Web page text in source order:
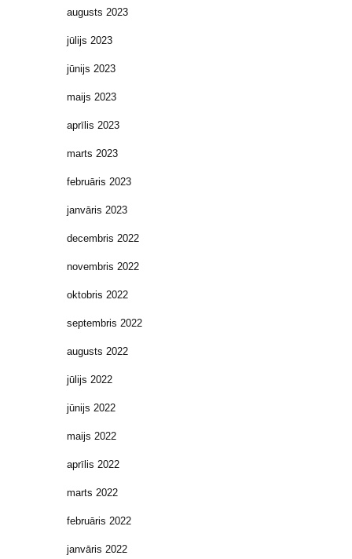
augusts 2023
jūlijs 2023
jūnijs 2023
maijs 2023
aprīlis 2023
marts 2023
februāris 2023
janvāris 2023
decembris 2022
novembris 2022
oktobris 2022
septembris 2022
augusts 2022
jūlijs 2022
jūnijs 2022
maijs 2022
aprīlis 2022
marts 2022
februāris 2022
janvāris 2022